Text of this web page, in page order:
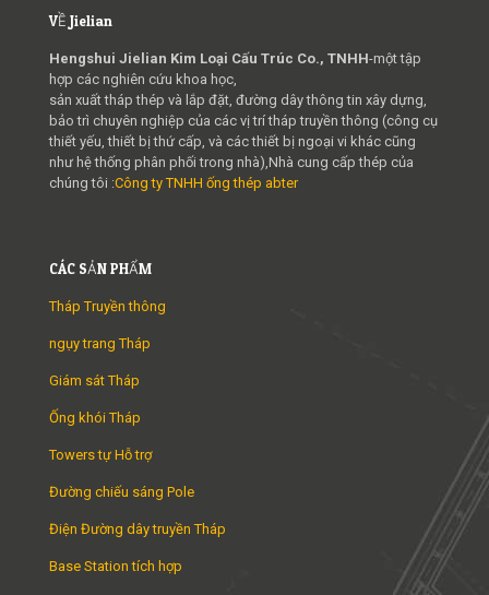
VỀ Jielian
Hengshui Jielian Kim Loại Cấu Trúc Co., TNHH-một tập
hợp các nghiên cứu khoa học,
sản xuất tháp thép và lắp đặt, đường dây thông tin xây dựng,
bảo trì chuyên nghiệp của các vị trí tháp truyền thông (công cụ
thiết yếu, thiết bị thứ cấp, và các thiết bị ngoại vi khác cũng
như hệ thống phân phối trong nhà),Nhà cung cấp thép của
chúng tôi :Công ty TNHH ống thép abter
CÁC SẢN PHẨM
Tháp Truyền thông
ngụy trang Tháp
Giám sát Tháp
Ống khói Tháp
Towers tự Hỗ trợ
Đường chiếu sáng Pole
Điện Đường dây truyền Tháp
Base Station tích hợp